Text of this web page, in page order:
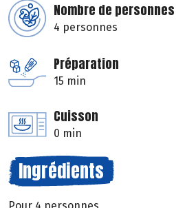
Nombre de personnes
4 personnes
Préparation
15 min
Cuisson
0 min
Ingrédients